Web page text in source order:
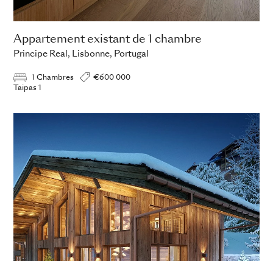
Appartement existant de 1 chambre
Principe Real, Lisbonne, Portugal
1 Chambres
€600 000
Taipas 1